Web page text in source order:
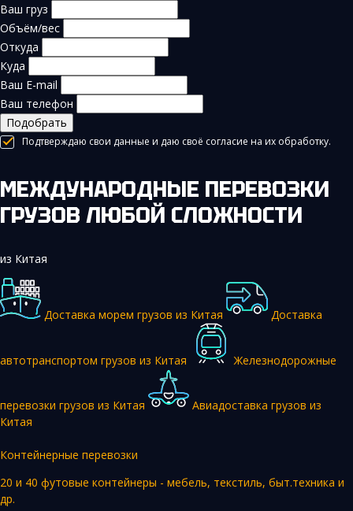
Ваш груз
Объём/вес
Откуда
Куда
Ваш E-mail
Ваш телефон
Подобрать
Подтверждаю свои данные и даю своё согласие на их обработку.
МЕЖДУНАРОДНЫЕ ПЕРЕВОЗКИ
ГРУЗОВ ЛЮБОЙ СЛОЖНОСТИ
из Китая
Доставка морем грузов из Китая Доставка
автотранспортом грузов из Китая Железнодорожные
перевозки грузов из Китая
Авиадоставка грузов из
Китая
Контейнерные перевозки
20 и 40 футовые контейнеры - мебель, текстиль, быт.техника и
др.